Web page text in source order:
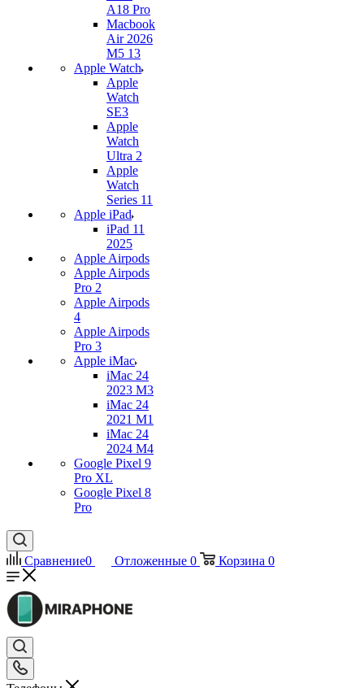
A18 Pro
Macbook
Air 2026
M5 13
Apple Watch
Apple
Watch
SE3
Apple
Watch
Ultra 2
Apple
Watch
Series 11
Apple iPad
iPad 11
2025
Apple Airpods
Apple Airpods
Pro 2
Apple Airpods
4
Apple Airpods
Pro 3
Apple iMac
iMac 24
2023 M3
iMac 24
2021 M1
iMac 24
2024 M4
Google Pixel 9
Pro XL
Google Pixel 8
Pro
Сравнение0 Отложенные 0 Корзина 0